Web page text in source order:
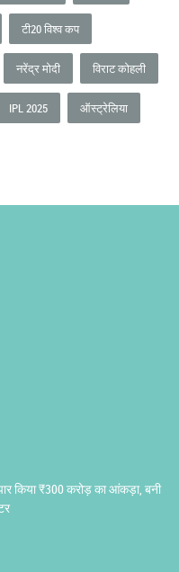
टी20 विश्व कप
नरेंद्र मोदी विराट कोहली
IPL 2025 ऑस्ट्रेलिया
किया ₹300 करोड़ का आंकड़ा, बनी